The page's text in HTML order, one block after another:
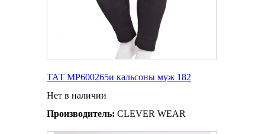
ТАТ MP600265и кальсоны муж 182
Нет в наличии
Производитель: CLEVER WEAR